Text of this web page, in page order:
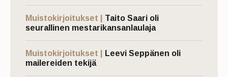
Muistokirjoitukset |
Taito Saari oli
seurallinen mestarikansanlaulaja
Muistokirjoitukset |
Leevi Seppänen oli
mailereiden tekijä